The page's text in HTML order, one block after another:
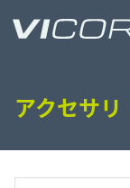
アクセサリ